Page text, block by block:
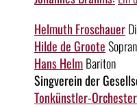
Helmuth Froschauer
Hilde de GrooteSopran
Hans HelmBariton
Singverein der
Tonkünstler-